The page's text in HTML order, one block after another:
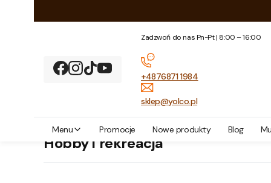
Zadzwoń do nas Pn-Pt | 8:00 – 16:00
+4876871 1984
sklep@yolco.pl
Menu Promocje Nowe produkty Blog
Hobby i rekreacja